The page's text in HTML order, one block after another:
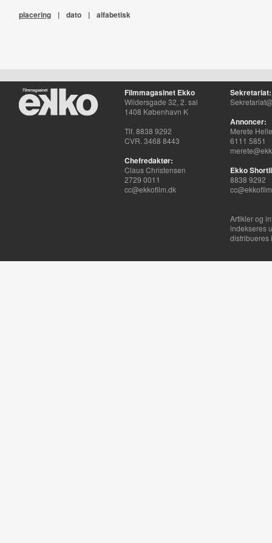
placering | dato | alfabetisk
Filmmagasinet Ekko
Wildersgade 32, 2. sal
1408 København K
Tlf. 8838 9292
CVR. 3468 8443
Chefredaktør:
Claus Christensen
2729 0011
cc@ekkofilm.dk
Sekretariat:
Annoncer:
Merete
6111 5851
Ekko
8838 9292
Artikler og
indekseres
distribueres